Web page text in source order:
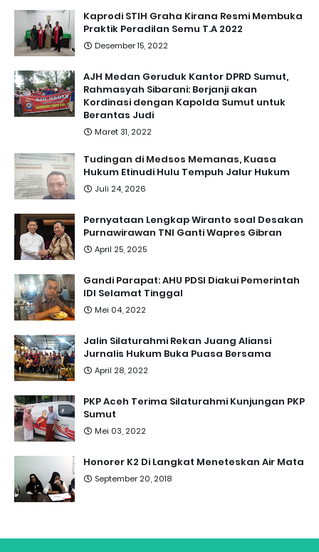
Kaprodi STIH Graha Kirana Resmi Membuka
Praktik Peradilan Semu T.A 2022
Desember 15, 2022
AJH Medan Geruduk Kantor DPRD Sumut,
Rahmasyah Sibarani: Berjanji akan
Kordinasi dengan Kapolda Sumut untuk
Berantas Judi
Maret 31, 2022
Tudingan di Medsos Memanas, Kuasa
Hukum Etinudi Hulu Tempuh Jalur Hukum
Juli 24, 2026
Pernyataan Lengkap Wiranto soal Desakan
Purnawirawan TNI Ganti Wapres Gibran
April 25, 2025
Gandi Parapat: AHU PDSI Diakui Pemerintah
IDI Selamat Tinggal
Mei 04, 2022
Jalin Silaturahmi Rekan Juang Aliansi
Jurnalis Hukum Buka Puasa Bersama
April 28, 2022
PKP Aceh Terima Silaturahmi Kunjungan PKP
Sumut
Mei 03, 2022
Honorer K2 Di Langkat Meneteskan Air Mata
September 20, 2018